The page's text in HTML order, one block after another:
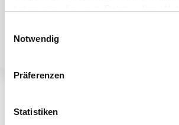
Notwendig
Präferenzen
Statistiken